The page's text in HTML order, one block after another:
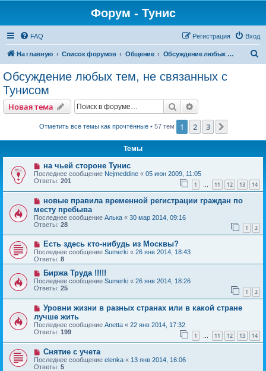
Форум - Тунис
FAQ Вход
Регистрация
На главную Список форумов Общение Обсуждение любых тем, не связанных с Тунисом
Обсуждение любых тем, не связанных с
Тунисом
Новая тема Поиск
Отметить все темы как прочтённые• 57 тем 1 2 3
Темы
на чьей стороне Тунис
Последнее сообщение Nejmeddine « 05 июн 2009, 11:05
Ответы: 201 1 … 11 12 13 14
новые правила временной регистрации граждан по
месту пребыва
Последнее сообщение Алька « 30 мар 2014, 09:16
Ответы: 28 1 2
Есть здесь кто-нибудь из Москвы?
Последнее сообщение Sumerki « 26 янв 2014, 18:43
Ответы: 8
Биржа Труда !!!!!
Последнее сообщение Sumerki « 26 янв 2014, 18:26
Ответы: 25 1 2
Уровни жизни в разных странах или в какой стране
лучше жить
Последнее сообщение Anetta « 22 янв 2014, 17:32
Ответы: 199 1 … 11 12 13 14
Снятие с учета
Последнее сообщение elenka « 13 янв 2014, 16:06
Ответы: 5